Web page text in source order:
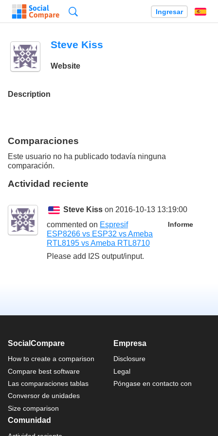
Ingresar
Steve Kiss
Website
Description
Comparaciones
Este usuario no ha publicado todavía ninguna
comparación.
Actividad reciente
Steve Kiss on 2016-10-13 13:19:00
Informe
commented on Espresif
ESP8266 vs ESP32 vs Ameba
RTL8195 vs Ameba RTL8710
Please add I2S output/input.
SocialCompare
How to create a comparison
Compare best software
Las comparaciones tablas
Conversor de unidades
Size comparison
Empresa
Disclosure
Legal
Póngase en contacto con
Comunidad